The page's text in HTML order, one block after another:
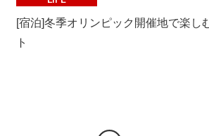
[宿泊]冬季オリンピック開催地で楽し
ト